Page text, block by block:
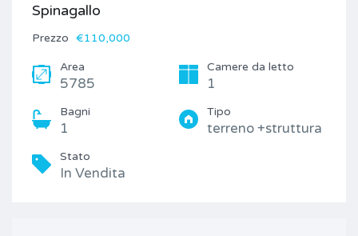
Spinagallo
Prezzo €110,000
Area
5785
Camere da letto
1
Bagni
1
Tipo
terreno +struttura
Stato
In Vendita